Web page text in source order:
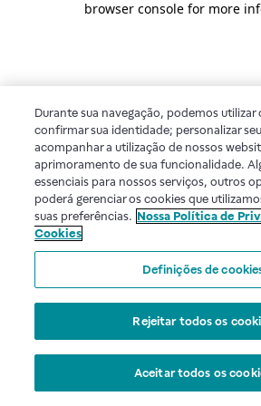
browser console for more
Durante sua navegação, podemos utilizar
confirmar sua identidade; personalizar
acompanhar a utilização de nossos
aprimoramento de sua funcionalidade.
essenciais para nossos serviços, outros
poderá gerenciar os cookies que
suas preferências. Nossa Política de
Cookies
Definições de
Rejeitar todos os
Aceitar todos os